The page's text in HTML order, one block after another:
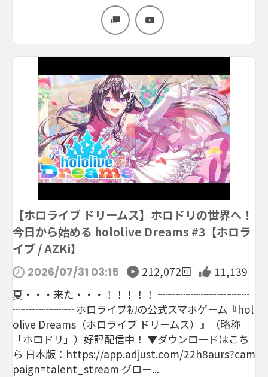
【ホロライブ ドリームス】ホロドリの世界へ！
今日から始める hololive Dreams #3【ホロラ
イブ / AZKi】
2026/07/31 03:15 212,072回
11,139
夏・・・来た・・・！！！！！ ┈┈┈┈┈┈┈┈┈
┈┈┈┈┈┈ ホロライブ初の公式スマホゲーム『hol
olive Dreams（ホロライブ ドリームス）』（略称
「ホロドリ」）好評配信中！ ▼ダウンロードはこち
ら 日本版：https://app.adjust.com/22h8aurs?cam
paign=talent_stream グロー...